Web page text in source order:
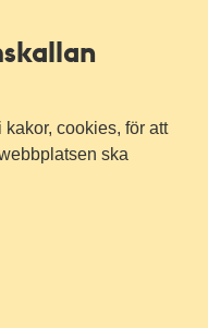
cookies, för att
ska